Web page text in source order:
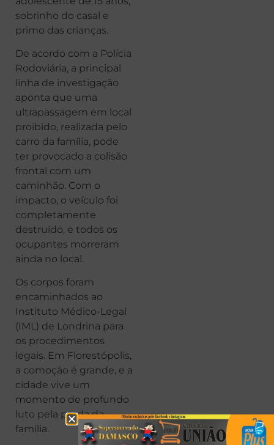
sobrinho do casal e
primo das crianças.
De acordo com a Polícia
Rodoviária, a principal
linha de investigação
aponta que uma
ultrapassagem em local
proibido, realizada pelo
carro da família, pode
ter provocado a colisão
frontal com um
caminhão. Com o
impacto, o veículo foi
completamente
destruído, e todos os
ocupantes morreram
ainda no local.
Os corpos foram
encaminhados ao
Instituto Médico-Legal
(IML) de Londrina para
os procedimentos
legais. Em Florestópolis,
a comoção é grande, e a
cidade vive um
momento de profundo
luto pela perda da
família.